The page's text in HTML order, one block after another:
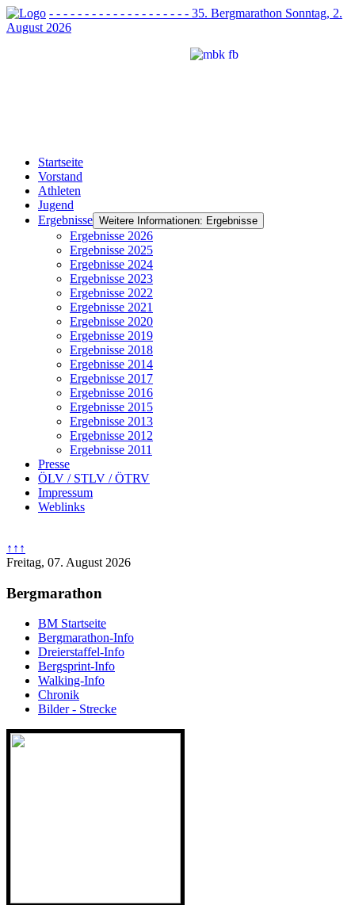
- - - - - - - - - - - - - - - - - - - - 35. Bergmarathon Sonntag, 2.
August 2026
Startseite
Vorstand
Athleten
Jugend
Ergebnisse Weitere Informationen: Ergebnisse
Ergebnisse 2026
Ergebnisse 2025
Ergebnisse 2024
Ergebnisse 2023
Ergebnisse 2022
Ergebnisse 2021
Ergebnisse 2020
Ergebnisse 2019
Ergebnisse 2018
Ergebnisse 2014
Ergebnisse 2017
Ergebnisse 2016
Ergebnisse 2015
Ergebnisse 2013
Ergebnisse 2012
Ergebnisse 2011
Presse
ÖLV / STLV / ÖTRV
Impressum
Weblinks
↑↑↑
Freitag, 07. August 2026
Bergmarathon
BM Startseite
Bergmarathon-Info
Dreierstaffel-Info
Bergsprint-Info
Walking-Info
Chronik
Bilder - Strecke